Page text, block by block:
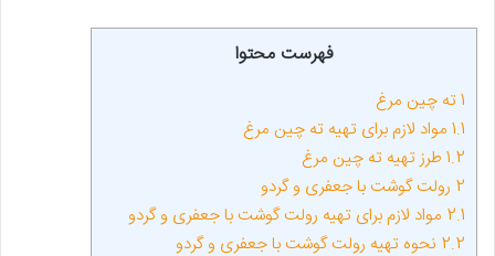
فهرست محتوا
1 ته چین مرغ
1.1 مواد لازم برای تهیه ته چین مرغ
1.2 طرز تهیه ته چین مرغ
2 رولت گوشت با جعفری و گردو
2.1 مواد لازم برای تهیه رولت گوشت با جعفری و گردو
2.2 نحوه تهیه رولت گوشت با جعفری و گردو